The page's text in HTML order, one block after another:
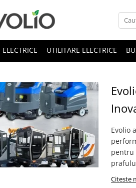
UTILITARE ELECTRICE
Evolio
pentru
Citeste